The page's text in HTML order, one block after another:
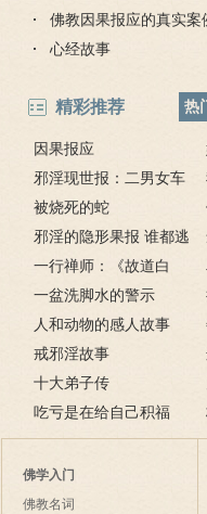
佛教因果报应的真实案
心经故事
精彩推荐 热
因果报应
邪淫现世报：二男女车
上纵欲酿车祸被烧死
被烧死的蛇
邪淫的隐形果报 谁都逃
不掉
一行禅师：《故道白
云》
一盆洗脚水的警示
人和动物的感人故事
戒邪淫故事
十大弟子传
吃亏是在给自己积福
佛学入门
佛教名词